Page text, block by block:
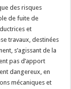
des risques
de fuite de
et
travaux, destinées
s’agissant de la
pas d’apport
dangereux, en
mécaniques et